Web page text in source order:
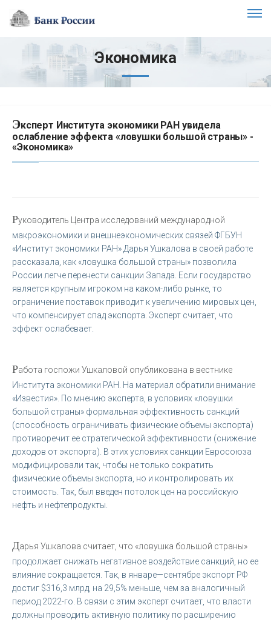
Экономика
Эксперт Института экономики РАН увидела
ослабление эффекта «ловушки большой страны» -
«Экономика»
Руководитель Центра исследований международной
макроэкономики и внешнеэкономических связей ФГБУН
«Институт экономики РАН» Дарья Ушкалова в своей работе
рассказала, как «ловушка большой страны» позволила
России легче перенести санкции Запада. Если государство
является крупным игроком на каком-либо рынке, то
ограничение поставок приводит к увеличению мировых цен,
что компенсирует спад экспорта. Эксперт считает, что
эффект ослабевает.
Работа госпожи Ушкаловой опубликована в вестнике
Института экономики РАН. На материал обратили внимание
«Известия». По мнению эксперта, в условиях «ловушки
большой страны» формальная эффективность санкций
(способность ограничивать физические объемы экспорта)
противоречит ее стратегической эффективности (снижение
доходов от экспорта). В этих условиях санкции Евросоюза
модифицировали так, чтобы не только сократить
физические объемы экспорта, но и контролировать их
стоимость. Так, был введен потолок цен на российскую
нефть и нефтепродукты.
Дарья Ушкалова считает, что «ловушка большой страны»
продолжает снижать негативное воздействие санкций, но ее
влияние сокращается. Так, в январе—сентябре экспорт РФ
достиг $316,3 млрд, на 29,5% меньше, чем за аналогичный
период 2022-го. В связи с этим эксперт считает, что власти
должны проводить активную политику по расширению